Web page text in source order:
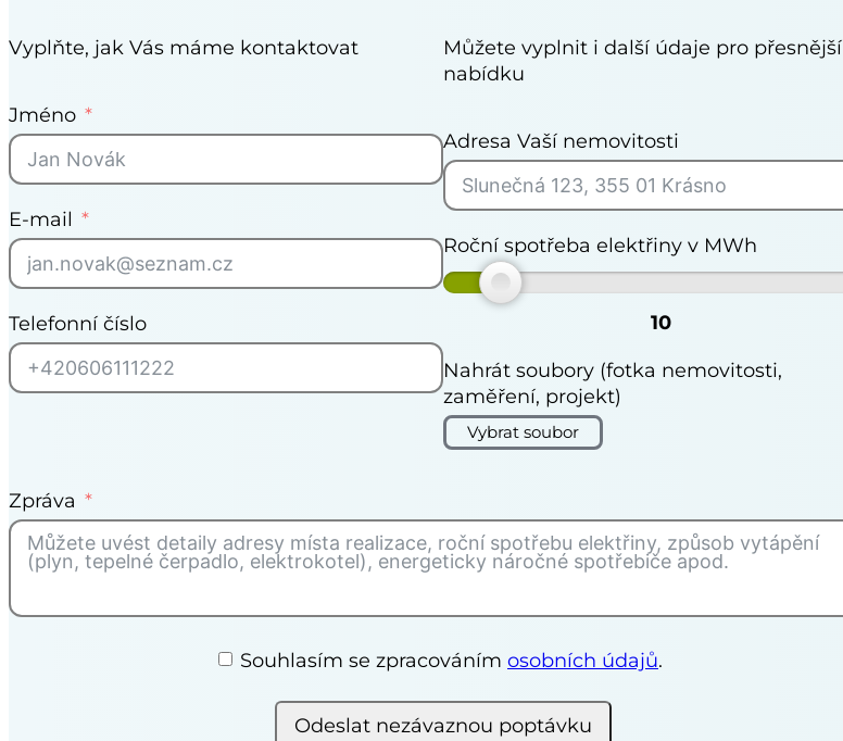
Vyplňte, jak Vás máme kontaktovat
Jméno
E-mail
Telefonní číslo
Můžete vyplnit i další údaje pro přesnější
nabídku
Adresa Vaší nemovitosti
Roční spotřeba elektřiny v MWh
10
Nahrát soubory (fotka nemovitosti,
zaměření, projekt)
Vybrat soubor
Zpráva
Souhlasím se zpracováním osobních údajů.
Odeslat nezávaznou poptávku